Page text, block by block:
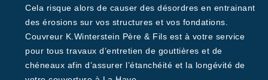
Cela risque alors de causer des désordres en entrainant
des érosions sur vos structures et vos fondations.
Couvreur K.Winterstein Père & Fils est à votre service
pour tous travaux d’entretien de gouttières et de
chéneaux afin d’assurer l’étanchéité et la longévité de